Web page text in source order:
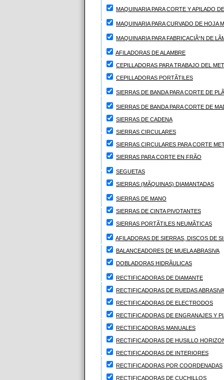
MAQUINARIA PARA CORTE Y APILADO DE
MAQUINARIA PARA CURVADO DE HOJA
MAQUINARIA PARA FABRICACIÃ“N DE
AFILADORAS DE ALAMBRE
CEPILLADORAS PARA TRABAJO DEL
CEPILLADORAS PORTÃTILES
SIERRAS DE BANDA PARA CORTE DE
SIERRAS DE BANDA PARA CORTE DE
SIERRAS DE CADENA
SIERRAS CIRCULARES
SIERRAS CIRCULARES PARA CORTE
SIERRAS PARA CORTE EN FRÃO
SEGUETAS
SIERRAS (MÃQUINAS) DIAMANTADAS
SIERRAS DE MANO
SIERRAS DE CINTA PIVOTANTES
SIERRAS PORTÃTILES NEUMÃTICAS
AFILADORAS DE SIERRAS, DISCOS DE
BALANCEADORES DE MUELA ABRASIVA
DOBLADORAS HIDRÃULICAS
RECTIFICADORAS DE DIAMANTE
RECTIFICADORAS DE RUEDAS
RECTIFICADORAS DE ELECTRODOS
RECTIFICADORAS DE ENGRANAJES Y
RECTIFICADORAS MANUALES
RECTIFICADORAS DE HUSILLO
RECTIFICADORAS DE INTERIORES
RECTIFICADORAS POR COORDENADAS
RECTIFICADORAS DE CUCHILLOS